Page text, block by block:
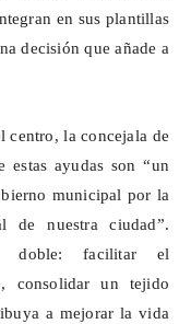
en sus plantillas
decisión que añade a
centro, la concejala de
estas ayudas son “un
municipal por la
de nuestra ciudad”.
doble: facilitar el
consolidar un tejido
a mejorar la vida